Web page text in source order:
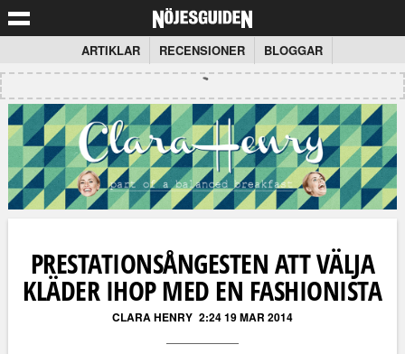
ARTIKLAR RECENSIONER BLOGGAR
PRESTATIONSÅNGESTEN ATT VÄLJA
KLÄDER IHOP MED EN FASHIONISTA
CLARA HENRY 2:24 19 MAR 2014